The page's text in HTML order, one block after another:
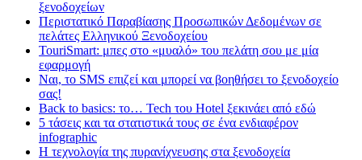
ξενοδοχείων
Περιστατικό Παραβίασης Προσωπικών Δεδομένων σε
πελάτες Ελληνικού Ξενοδοχείου
TouriSmart: μπες στο «μυαλό» του πελάτη σου με μία
εφαρμογή
Ναι, το SMS επιζεί και μπορεί να βοηθήσει το ξενοδοχείο
σας!
Back to basics: το… Tech του Hotel ξεκινάει από εδώ
5 τάσεις και τα στατιστικά τους σε ένα ενδιαφέρον
infographic
Η τεχνολογία της πυρανίχνευσης στα ξενοδοχεία